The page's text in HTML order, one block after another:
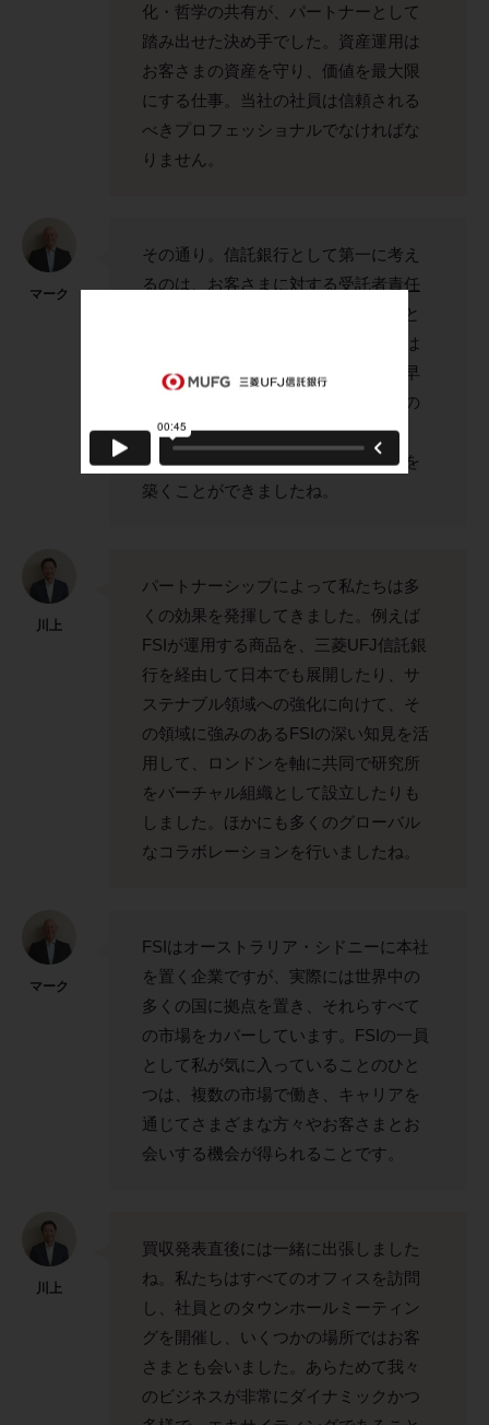
化・哲学の共有が、パートナーとして
踏み出せた決め手でした。資産運用は
お客さまの資産を守り、価値を最大限
にする仕事。当社の社員は信頼される
べきプロフェッショナルでなければな
りません。
マーク
その通り。信託銀行として第一に考え
るのは、お客さまに対する受託者責任
で、これは私たちにと
っても重要な哲学ですから、私たちは
良いパートナーになれるだろうと、早
い段階で感じました。こうした共通の
哲学をベースに戦略や目標を話し合
い、お互いの理解を深め、協力体制を
築くことができましたね。
川上
パートナーシップによって私たちは多
くの効果を発揮してきました。例えば
FSIが運用する商品を、三菱UFJ信託銀
行を経由して日本でも展開したり、サ
ステナブル領域への強化に向けて、そ
の領域に強みのあるFSIの深い知見を活
用して、ロンドンを軸に共同で研究所
をバーチャル組織として設立したりも
しました。ほかにも多くのグローバル
なコラボレーションを行いましたね。
マーク
FSIはオーストラリア・シドニーに本社
を置く企業ですが、実際には世界中の
多くの国に拠点を置き、それらすべて
の市場をカバーしています。FSIの一員
として私が気に入っていることのひと
つは、複数の市場で働き、キャリアを
通じてさまざまな方々やお客さまとお
会いする機会が得られることです。
川上
買収発表直後には一緒に出張しました
ね。私たちはすべてのオフィスを訪問
し、社員とのタウンホールミーティン
グを開催し、いくつかの場所ではお客
さまとも会いました。あらためて我々
のビジネスが非常にダイナミックかつ